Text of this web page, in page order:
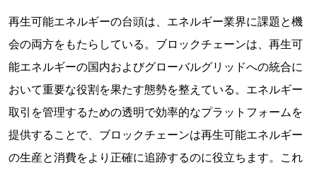
再生可能エネルギーの台頭は、エネルギー業界に課題と機
会の両方をもたらしている。ブロックチェーンは、再生可
能エネルギーの国内およびグローバルグリッドへの統合に
おいて重要な役割を果たす態勢を整えている。エネルギー
取引を管理するための透明で効率的なプラットフォームを
提供することで、ブロックチェーンは再生可能エネルギー
の生産と消費をより正確に追跡するのに役立ちます。これ